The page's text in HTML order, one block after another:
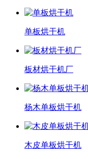
单板烘干机
板材烘干机厂
杨木单板烘干机
木皮单板烘干机